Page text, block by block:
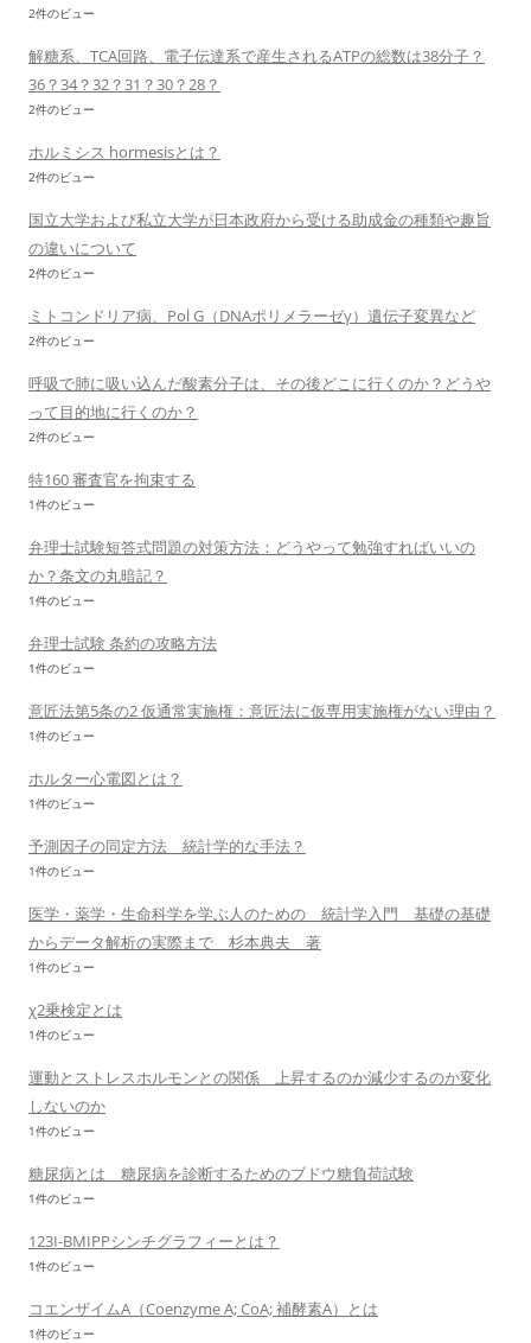
2件のビュー
解糖系、TCA回路、電子伝達系で産生されるATPの総数は38分子？
36？34？32？31？30？28？
2件のビュー
ホルミシス hormesisとは？
2件のビュー
国立大学および私立大学が日本政府から受ける助成金の種類や趣旨
の違いについて
2件のビュー
ミトコンドリア病、Pol G（DNAポリメラーゼγ）遺伝子変異など
2件のビュー
呼吸で肺に吸い込んだ酸素分子は、その後どこに行くのか？どうや
って目的地に行くのか？
2件のビュー
特160 審査官を拘束する
1件のビュー
弁理士試験短答式問題の対策方法：どうやって勉強すればいいの
か？条文の丸暗記？
1件のビュー
弁理士試験 条約の攻略方法
1件のビュー
意匠法第5条の2 仮通常実施権：意匠法に仮専用実施権がない理由？
1件のビュー
ホルター心電図とは？
1件のビュー
予測因子の同定方法 統計学的な手法？
1件のビュー
医学・薬学・生命科学を学ぶ人のための 統計学入門 基礎の基礎
からデータ解析の実際まで 杉本典夫 著
1件のビュー
χ2乗検定とは
1件のビュー
運動とストレスホルモンとの関係 上昇するのか減少するのか変化
しないのか
1件のビュー
糖尿病とは 糖尿病を診断するためのブドウ糖負荷試験
1件のビュー
123I-BMIPPシンチグラフィーとは？
1件のビュー
コエンザイムA（Coenzyme A; CoA; 補酵素A）とは
1件のビュー